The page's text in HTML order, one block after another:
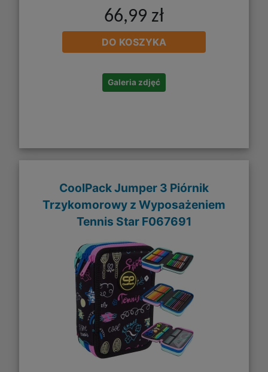
66,99 zł
DO KOSZYKA
Galeria zdjęć
CoolPack Jumper 3 Piórnik
Trzykomorowy z Wyposażeniem
Tennis Star F067691